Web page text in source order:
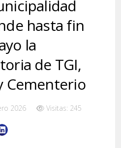
hasta fin
la
de TGI,
Cementerio
2026 Visitas: 245